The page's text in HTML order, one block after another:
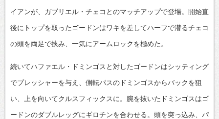
イアンが、ガブリエル・チェコとのマッチアップで登場。開始直
後にトップを取ったゴードンはワキを差してハーフで潜るチェコ
の頭を両足で挟み、一気にアームロックを極めた。
続いてハファエル・ドミンゴスと対したゴードンはシッティング
でプレッシャーを与え、側転パスのドミンゴスからバックを狙
い、上を向いてクルスフィックスに。腕を抜いたドミンゴスはゴ
ードンのダブルレッグにギロチンを合わせる。頭を突っ込み、パ